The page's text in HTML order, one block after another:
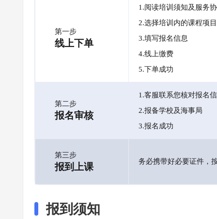
第一步
线上下单
1.阅读培训须知及服务
2.选择培训内的课程项目
3.填写报名信息
4.线上缴费
5.下单成功
第二步
报名审核
1.客服联系您核对报名
2.报备学校及海事局
3.报名成功
第三步
报到上课 务必携带好必要证件，
报到须知